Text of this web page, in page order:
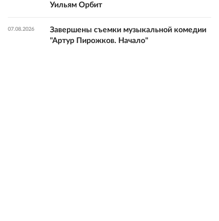
Уильям Орбит
07.08.2026
Завершены съемки музыкальной комедии
"Артур Пирожков. Начало"